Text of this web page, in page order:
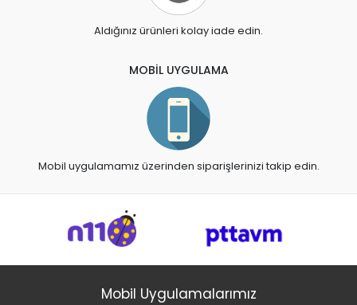
Aldığınız ürünleri kolay iade edin.
MOBİL UYGULAMA
Mobil uygulamamız üzerinden siparişlerinizi takip edin.
Mobil Uygulamalarımız